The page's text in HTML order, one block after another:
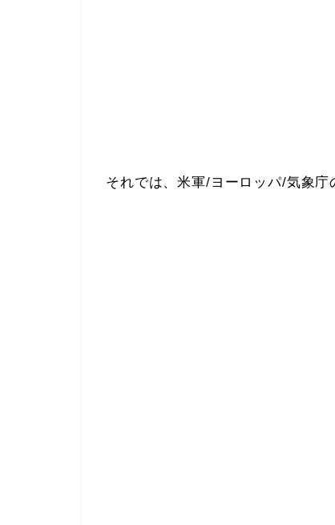
それでは、米軍/ヨーロッパ/気象庁